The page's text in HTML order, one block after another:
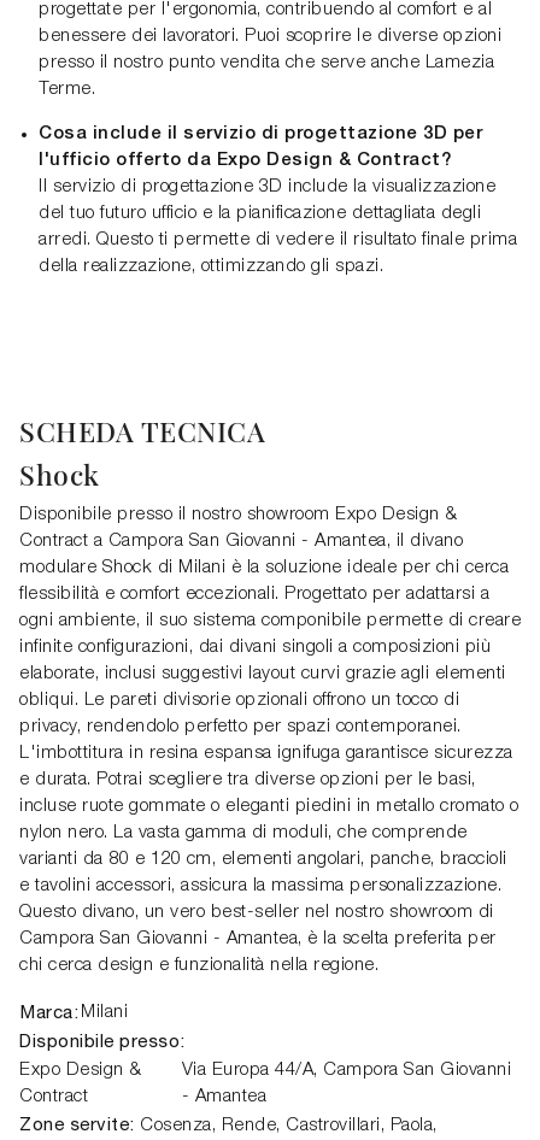
progettate per l'ergonomia, contribuendo al comfort e al
benessere dei lavoratori. Puoi scoprire le diverse opzioni
presso il nostro punto vendita che serve anche Lamezia
Terme.
Cosa include il servizio di progettazione 3D per
l'ufficio offerto da Expo Design & Contract?
Il servizio di progettazione 3D include la visualizzazione
del tuo futuro ufficio e la pianificazione dettagliata degli
arredi. Questo ti permette di vedere il risultato finale prima
della realizzazione, ottimizzando gli spazi.
SCHEDA TECNICA
Shock
Disponibile presso il nostro showroom Expo Design &
Contract a Campora San Giovanni - Amantea, il divano
modulare Shock di Milani è la soluzione ideale per chi cerca
flessibilità e comfort eccezionali. Progettato per adattarsi a
ogni ambiente, il suo sistema componibile permette di creare
infinite configurazioni, dai divani singoli a composizioni più
elaborate, inclusi suggestivi layout curvi grazie agli elementi
obliqui. Le pareti divisorie opzionali offrono un tocco di
privacy, rendendolo perfetto per spazi contemporanei.
L'imbottitura in resina espansa ignifuga garantisce sicurezza
e durata. Potrai scegliere tra diverse opzioni per le basi,
incluse ruote gommate o eleganti piedini in metallo cromato o
nylon nero. La vasta gamma di moduli, che comprende
varianti da 80 e 120 cm, elementi angolari, panche, braccioli
e tavolini accessori, assicura la massima personalizzazione.
Questo divano, un vero best-seller nel nostro showroom di
Campora San Giovanni - Amantea, è la scelta preferita per
chi cerca design e funzionalità nella regione.
Marca: Milani
Disponibile presso:
Expo Design &
Contract
Via Europa 44/A, Campora San Giovanni
- Amantea
Zone servite: Cosenza, Rende, Castrovillari, Paola,